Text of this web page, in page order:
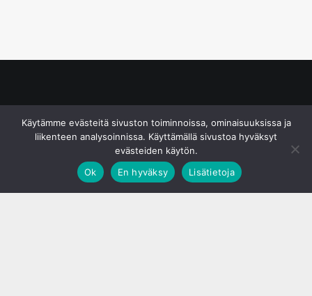
Käytämme evästeitä sivuston toiminnoissa, ominaisuuksissa ja
liikenteen analysoinnissa. Käyttämällä sivustoa hyväksyt
evästeiden käytön.
Ok
En hyväksy Lisätietoja